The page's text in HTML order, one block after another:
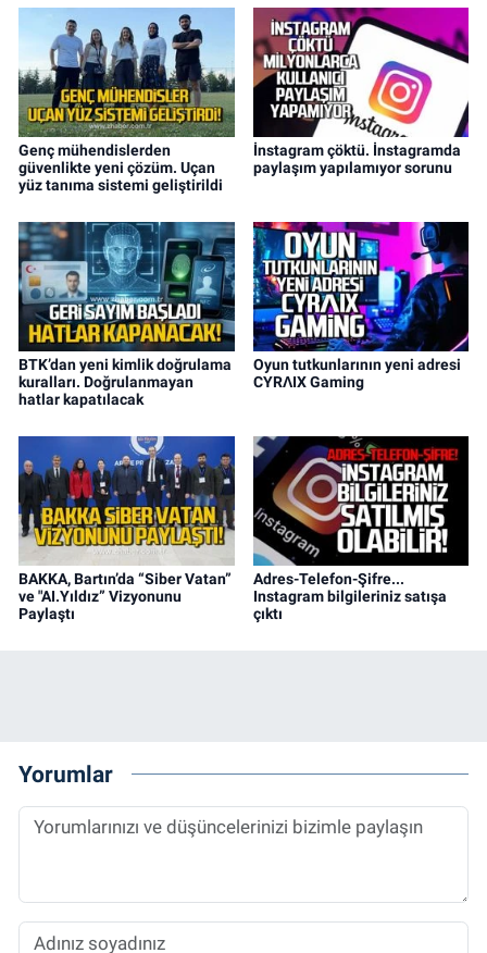
Genç mühendislerden
güvenlikte yeni çözüm. Uçan
yüz tanıma sistemi geliştirildi
İnstagram çöktü. İnstagramda
paylaşım yapılamıyor sorunu
BTK’dan yeni kimlik doğrulama
kuralları. Doğrulanmayan
hatlar kapatılacak
Oyun tutkunlarının yeni adresi
CYRΛIX Gaming
BAKKA, Bartın’da “Siber Vatan”
ve "AI.Yıldız” Vizyonunu
Paylaştı
Adres-Telefon-Şifre...
Instagram bilgileriniz satışa
çıktı
Yorumlar